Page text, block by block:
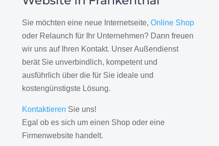
Sie möchten eine neue Internetseite, Online Shop
oder Relaunch für Ihr Unternehmen? Dann freuen
wir uns auf Ihren Kontakt. Unser Außendienst
berät Sie unverbindlich, kompetent und
ausführlich über die für Sie ideale und
kostengünstigste Lösung.
Kontaktieren Sie uns!
Egal ob es sich um einen Shop oder eine
Firmenwebsite handelt.